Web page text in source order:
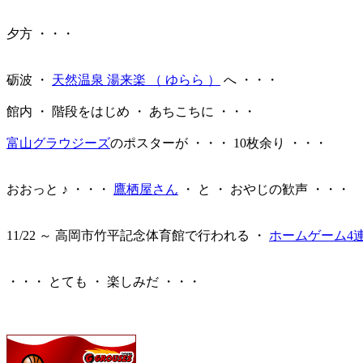
夕方 ・・・
砺波 ・ 天然温泉 湯来楽 （ ゆらら ） へ ・・・
館内 ・ 階段をはじめ ・ あちこちに ・・・
富山グラウジーズのポスターが ・・・ 10枚余り ・・・
おおっと ♪ ・・・ 鷹栖屋さん ・ と ・ おやじの歓声 ・・・
11/22 ～ 高岡市竹平記念体育館で行われる ・ ホームゲーム4
・・・ とても ・ 楽しみだ ・・・